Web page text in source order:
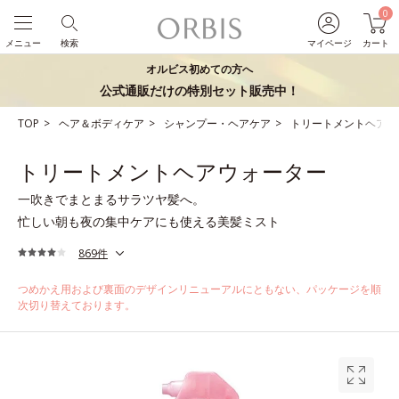
マイページ
0
カート
検索
メニュー
オルビス初めての方へ
公式通販だけの特別セット販売中！
TOP ヘア＆ボディケア シャンプー・ヘアケア トリートメントヘア
トリートメントヘアウォーター
一吹きでまとまるサラツヤ髪へ。
忙しい朝も夜の集中ケアにも使える美髪ミスト
869件
つめかえ用および裏面のデザインリニューアルにともない、パッケージを順
次切り替えております。